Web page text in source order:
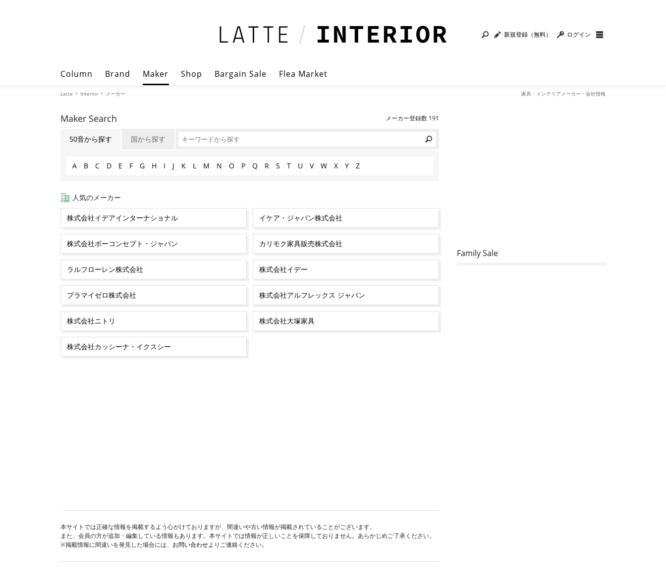
新規登録（無料） ログイン
Column Brand Maker Shop Bargain Sale Flea Market
Latte Interior メーカー 家具・インテリアメーカー・会社情報
Maker Search メーカー登録数 191
50音から探す 国から探す
A B C D E F G H I J K L M N O P Q R S T U V W X Y Z
人気のメーカー
株式会社イデアインターナショナル イケア・ジャパン株式会社
株式会社ボーコンセプト・ジャパン カリモク家具販売株式会社
ラルフローレン株式会社 株式会社イデー
プラマイゼロ株式会社 株式会社アルフレックス ジャパン
株式会社ニトリ 株式会社大塚家具
株式会社カッシーナ・イクスシー
本サイトでは正確な情報を掲載するよう心がけておりますが、間違いや古い情報が掲載されていることがございます。
また、会員の方が追加・編集している情報もあります。本サイトでは情報が正しいことを保障しておりません。あらかじめご了承ください。
※掲載情報に間違いを発見した場合には、 お問い合わせよりご連絡ください。
Family Sale